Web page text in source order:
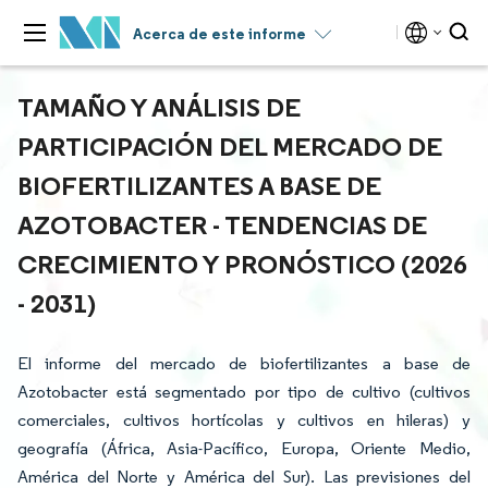
Acerca de este informe
TAMAÑO Y ANÁLISIS DE
PARTICIPACIÓN DEL MERCADO DE
BIOFERTILIZANTES A BASE DE
AZOTOBACTER - TENDENCIAS DE
CRECIMIENTO Y PRONÓSTICO (2026
- 2031)
El informe del mercado de biofertilizantes a base de
Azotobacter está segmentado por tipo de cultivo (cultivos
comerciales, cultivos hortícolas y cultivos en hileras) y
geografía (África, Asia-Pacífico, Europa, Oriente Medio,
América del Norte y América del Sur). Las previsiones del